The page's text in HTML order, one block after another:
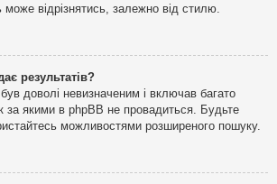
відрізнятись, залежно від стилю.
результатів?
доволі невизначеним і включав багато
за якими в phpBB не провадиться. Будьте
можливостями розширеного пошуку.